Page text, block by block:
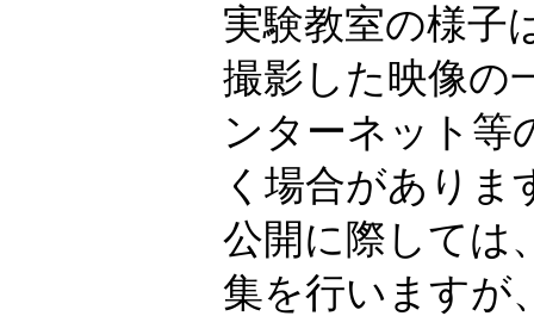
実験教室の様子
撮影した映像の
ンターネット等
く場合がありま
公開に際しては
集を行いますが